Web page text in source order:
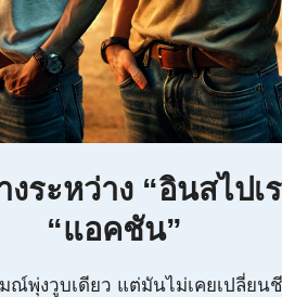
ระหว่าง “อินสไปเ
“แอคชัน”
ณ์พุ่งวูบเดียว แต่มันไม่เคยเปลี่ยน